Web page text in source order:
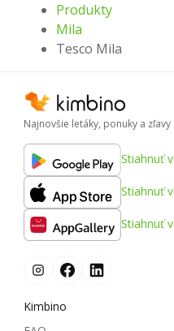
Produkty
Mila
Tesco Mila
Najnovšie letáky, ponuky a zľavy
Stiahnuť v
Stiahnuť v
Stiahnuť v
Kimbino